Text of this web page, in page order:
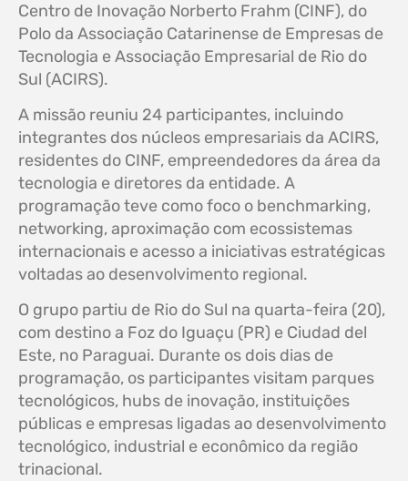
Centro de Inovação Norberto Frahm (CINF), do
Polo da Associação Catarinense de Empresas de
Tecnologia e Associação Empresarial de Rio do
Sul (ACIRS).
A missão reuniu 24 participantes, incluindo
integrantes dos núcleos empresariais da ACIRS,
residentes do CINF, empreendedores da área da
tecnologia e diretores da entidade. A
programação teve como foco o benchmarking,
networking, aproximação com ecossistemas
internacionais e acesso a iniciativas estratégicas
voltadas ao desenvolvimento regional.
O grupo partiu de Rio do Sul na quarta-feira (20),
com destino a Foz do Iguaçu (PR) e Ciudad del
Este, no Paraguai. Durante os dois dias de
programação, os participantes visitam parques
tecnológicos, hubs de inovação, instituições
públicas e empresas ligadas ao desenvolvimento
tecnológico, industrial e econômico da região
trinacional.